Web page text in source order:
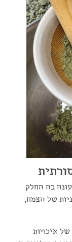
בה החלק
של הצמח,
איכויות